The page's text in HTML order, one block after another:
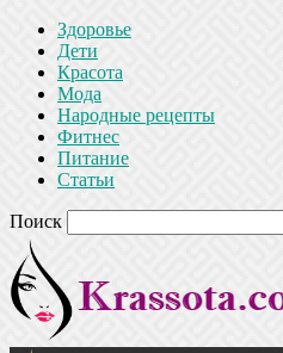
Здоровье
Дети
Красота
Мода
Народные рецепты
Фитнес
Питание
Статьи
Поиск